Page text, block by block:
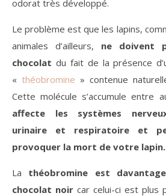
odorat très développé.
Le problème est que les lapins,
animales d’ailleurs, ne doivent
chocolat du fait de la présence
« théobromine » contenue
Cette molécule s’accumule entre
affecte les systèmes
urinaire et respiratoire et
provoquer la mort de votre lapin.
La théobromine est
chocolat noir car celui-ci est plus